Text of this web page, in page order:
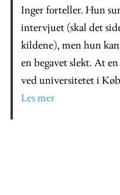
Inger forteller. Hun
intervjuet (skal det
kildene), men hun
en begavet slekt. At
ved universitetet i
Les mer